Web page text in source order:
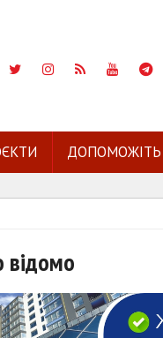
ДОПОМОЖІТЬ
відомо